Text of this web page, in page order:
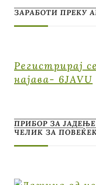
ЗАРАБОТИ ПРЕКУ
Регистрирај
најава- 6JAVU
ПРИБОР ЗА
ЧЕЛИК ЗА